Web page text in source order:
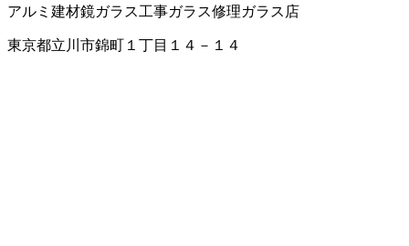
アルミ建材鏡ガラス工事ガラス修理ガラス店
東京都立川市錦町１丁目１４－１４